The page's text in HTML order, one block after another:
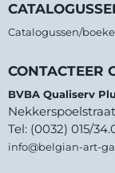
Catalogussen/
CONTACTEER
BVBA Qualiserv
Tel: (0032) 015/
info@belgian-art-